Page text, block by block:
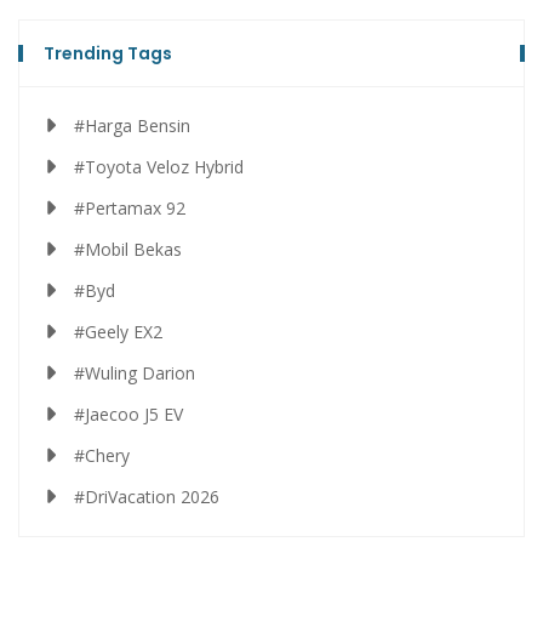
Trending Tags
#Harga Bensin
#Toyota Veloz Hybrid
#Pertamax 92
#Mobil Bekas
#Byd
#Geely EX2
#Wuling Darion
#Jaecoo J5 EV
#Chery
#DriVacation 2026